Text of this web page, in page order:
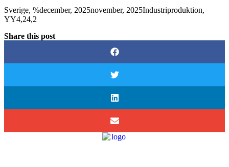
Sverige, %december, 2025november, 2025Industriproduktion,
YY4,24,2
Share this post